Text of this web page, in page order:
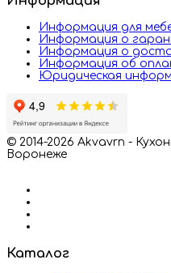
Информация для
Информация о
Информация о
Информация об
Юридическая
© 2014-2026 Akvavrn -
Воронеже
Каталог